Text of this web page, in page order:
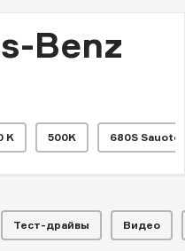
Benz
K 500K 680S
Тест-драйвы Видео